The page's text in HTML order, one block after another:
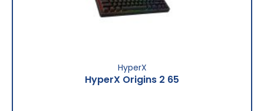
HyperX
HyperX Origins 2 65